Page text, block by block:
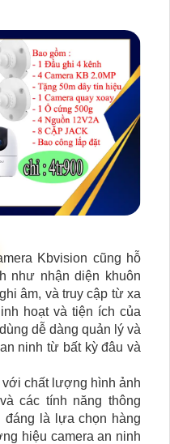
Kbvision cũng hỗ
như nhận diện khuôn
âm, và truy cập từ xa
hoạt và tiện ích của
dễ dàng quản lý và
ninh từ bất kỳ đâu và
với chất lượng hình ảnh
các tính năng thông
đáng là lựa chọn hàng
hiệu camera an ninh